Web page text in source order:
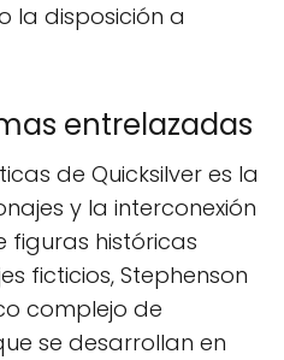
la disposición a
entrelazadas
de Quicksilver es la
y la interconexión
figuras históricas
ficticios, Stephenson
complejo de
se desarrollan en